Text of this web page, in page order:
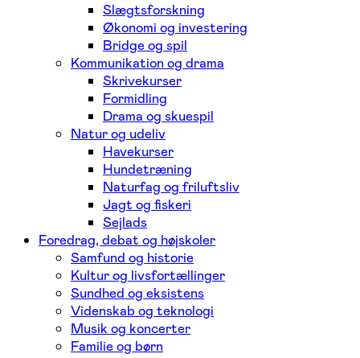
Slægtsforskning
Økonomi og investering
Bridge og spil
Kommunikation og drama
Skrivekurser
Formidling
Drama og skuespil
Natur og udeliv
Havekurser
Hundetræning
Naturfag og friluftsliv
Jagt og fiskeri
Sejlads
Foredrag, debat og højskoler
Samfund og historie
Kultur og livsfortællinger
Sundhed og eksistens
Videnskab og teknologi
Musik og koncerter
Familie og børn